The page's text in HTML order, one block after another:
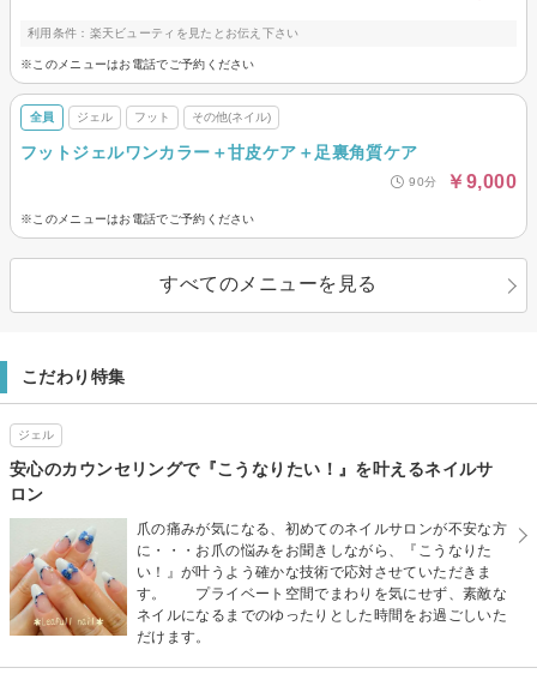
利用条件：楽天ビューティを見たとお伝え下さい
※このメニューはお電話でご予約ください
全員 ジェル フット その他(ネイル)
フットジェルワンカラー＋甘皮ケア＋足裏角質ケア
90分 ￥9,000
※このメニューはお電話でご予約ください
すべてのメニューを見る
こだわり特集
ジェル
安心のカウンセリングで『こうなりたい！』を叶えるネイルサ
ロン
爪の痛みが気になる、初めてのネイルサロンが不安な方
に・・・お爪の悩みをお聞きしながら、『こうなりた
い！』が叶うよう確かな技術で応対させていただきま
す。 プライベート空間でまわりを気にせず、素敵な
ネイルになるまでのゆったりとした時間をお過ごしいた
だけます。